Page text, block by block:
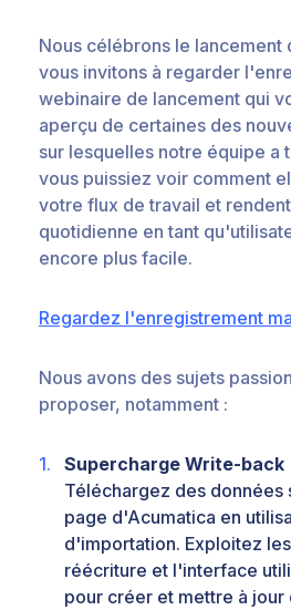
Nous célébrons le lancement
vous invitons à regarder
webinaire de lancement qui
aperçu de certaines des
sur lesquelles notre équipe a
vous puissiez voir comment
votre flux de travail et
quotidienne en tant
encore plus facile.
Regardez l'enregistrement
Nous avons des sujets
proposer, notamment :
Supercharge Write-back
Téléchargez des
page d'Acumatica en
d'importation. Exploitez
réécriture et l'interface
pour créer et mettre à jour